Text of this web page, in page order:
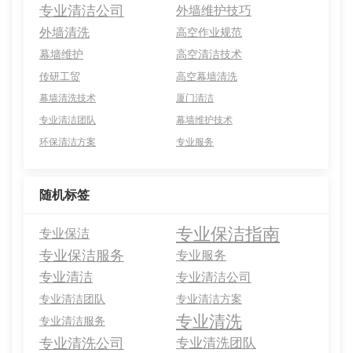
专业清洁公司
外墙维护技巧
外墙清洗
高空作业规范
幕墙维护
高空清洁技术
传研工贸
高空幕墙清洗
幕墙清洗技术
厦门清洁
专业清洁团队
幕墙维护技术
环保清洁方案
专业服务
随机标签
专业保洁 专业保洁指南
专业保洁服务 专业服务
专业清洁 专业清洁公司
专业清洁团队
专业清洁方案
专业清洁服务
专业清洗
专业清洗公司 专业清洗团队